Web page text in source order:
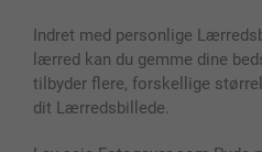
Fotorammer & Tilbehør
Alle fotoprodukter
Indret med personlige
lærred kan du gemme dine
tilbyder flere, forskellige
dit Lærredsbillede.